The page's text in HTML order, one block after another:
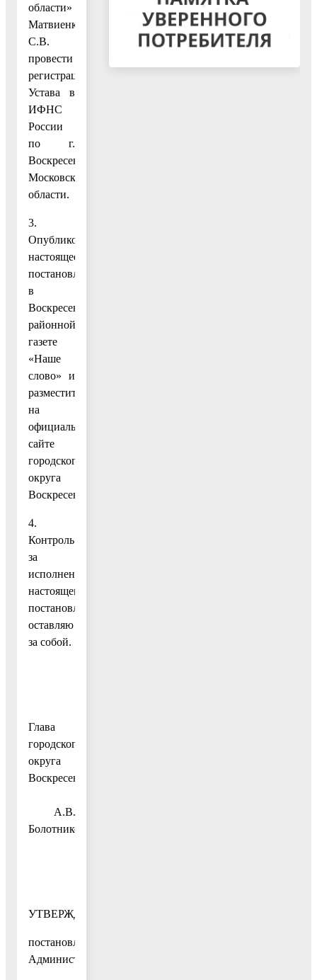
области»
Матвиенко
С.В.
провести
регистрацию
Устава в
ИФНС
России
по г.
Воскресенску
Московской
области.
3.
Опубликовать
настоящее
постановление
в
Воскресенской
районной
газете
«Наше
слово» и
разместить
на
официальном
сайте
городского
округа
Воскресенск.
4.
Контроль
за
исполнением
настоящего
постановления
оставляю
за собой.
Глава
городского
округа
Воскресенск
А.В.
Болотников
УТВЕРЖДЕН
постановлением
Администрации